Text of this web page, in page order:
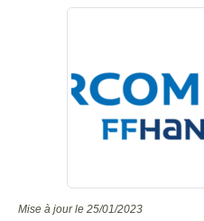
Mise à jour le 25/01/2023